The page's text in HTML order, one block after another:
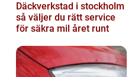
Däckverkstad i stockholm
så väljer du rätt service
för säkra mil året runt